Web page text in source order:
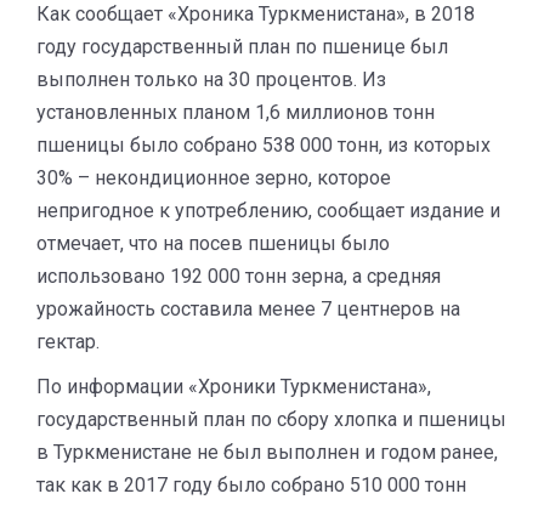
Как сообщает «Хроника Туркменистана», в 2018
году государственный план по пшенице был
выполнен только на 30 процентов. Из
установленных планом 1,6 миллионов тонн
пшеницы было собрано 538 000 тонн, из которых
30% – некондиционное зерно, которое
непригодное к употреблению, сообщает издание и
отмечает, что на посев пшеницы было
использовано 192 000 тонн зерна, а средняя
урожайность составила менее 7 центнеров на
гектар.
По информации «Хроники Туркменистана»,
государственный план по сбору хлопка и пшеницы
в Туркменистане не был выполнен и годом ранее,
так как в 2017 году было собрано 510 000 тонн